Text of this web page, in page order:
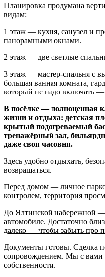
Планировка продумана
видам:
1 этаж — кухня, санузел и
панорамными окнами.
2 этаж — две светлые
3 этаж — мастер-спальня с
большая ванная комната,
который не надо включать —
В посёлке — полноценная
жизни и отдыха: детская
крытый подогреваемый
тренажёрный зал,
даже своя часовня.
Здесь удобно отдыхать,
возвращаться.
Перед домом — личное
контролем, территория
До Ялтинской набережной
автомобиле. Достаточно
далеко — чтобы забыть про
Документы готовы. Сделка
сопровождением. Мы с вами
собственности.